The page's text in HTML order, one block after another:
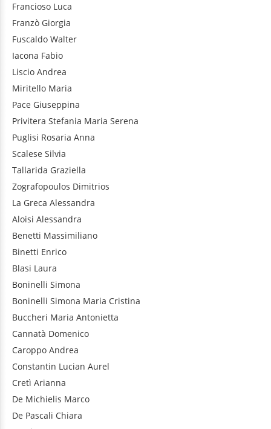
Francioso Luca
Franzò Giorgia
Fuscaldo Walter
Iacona Fabio
Liscio Andrea
Miritello Maria
Pace Giuseppina
Privitera Stefania Maria Serena
Puglisi Rosaria Anna
Scalese Silvia
Tallarida Graziella
Zografopoulos Dimitrios
La Greca Alessandra
Aloisi Alessandra
Benetti Massimiliano
Binetti Enrico
Blasi Laura
Boninelli Simona
Boninelli Simona Maria Cristina
Buccheri Maria Antonietta
Cannatà Domenico
Caroppo Andrea
Constantin Lucian Aurel
Cretì Arianna
De Michielis Marco
De Pascali Chiara